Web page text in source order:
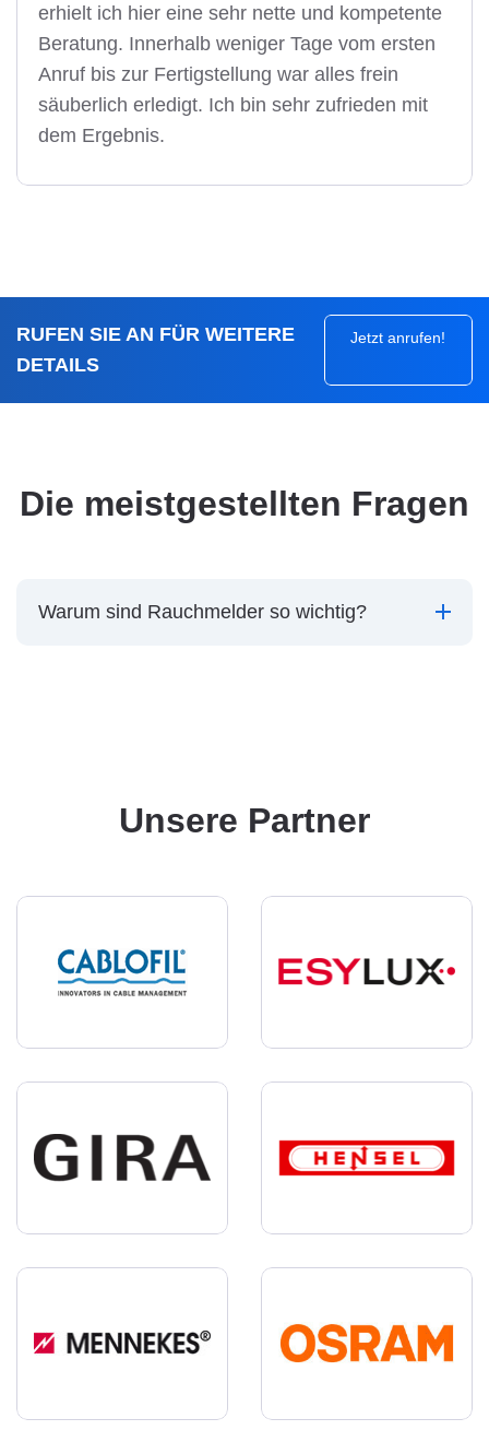
erhielt ich hier eine sehr nette und kompetente
Beratung. Innerhalb weniger Tage vom ersten
Anruf bis zur Fertigstellung war alles frein
säuberlich erledigt. Ich bin sehr zufrieden mit
dem Ergebnis.
RUFEN SIE AN FÜR WEITERE
DETAILS
Jetzt anrufen!
Die meistgestellten Fragen
Warum sind Rauchmelder so wichtig?
Unsere Partner